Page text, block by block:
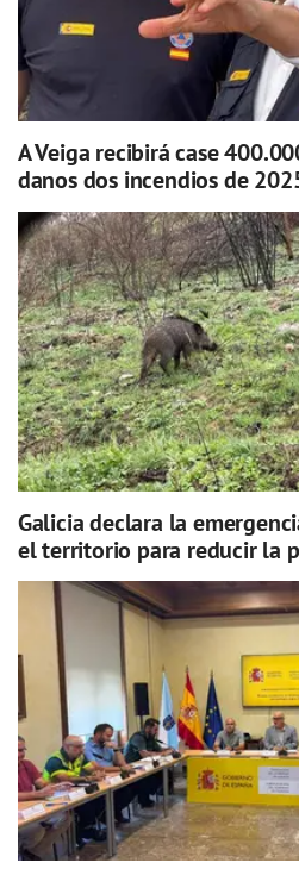
A Veiga recibirá case
danos dos incendios de
Galicia declara la
el territorio para reducir la